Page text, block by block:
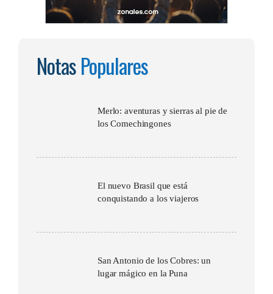
NotasPopulares
Merlo: aventuras y sierras al pie de
los Comechingones
El nuevo Brasil que está
conquistando a los viajeros
San Antonio de los Cobres: un
lugar mágico en la Puna